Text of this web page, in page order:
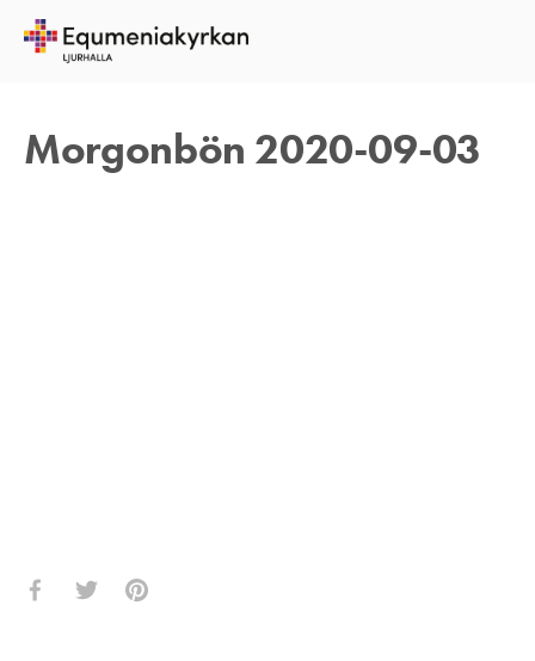
Morgonbön 2020-09-03
3 SEPTEMBER 2020